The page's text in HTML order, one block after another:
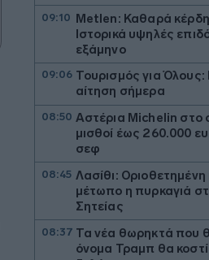
09:10 Metlen: Καθαρά
Ιστορικά υψηλές
εξάμηνο
09:06 Τουρισμός για Όλους:
αίτηση σήμερα
08:50 Αστέρια Michelin στο
μισθοί έως 260.000
σεφ
08:45 Λασίθι: Οριοθετημένη
μέτωπο η πυρκαγιά
Σητείας
08:37 Τα νέα θωρηκτά που
όνομα Τραμπ θα